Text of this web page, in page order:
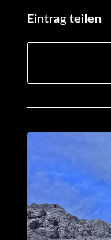
Eintrag teilen